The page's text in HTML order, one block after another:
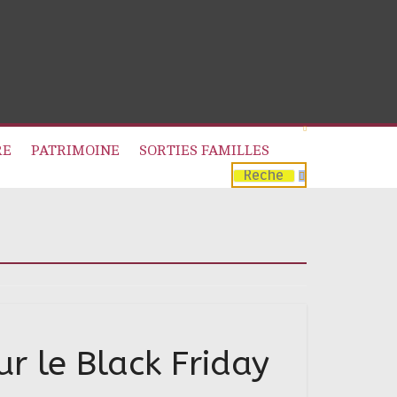
PATRIMOINE SORTIES FAMILLES
le Black Friday